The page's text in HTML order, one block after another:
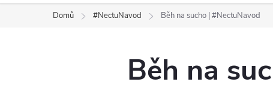
Domů #NectuNavod Běh na sucho | #NectuNavod
Běh na